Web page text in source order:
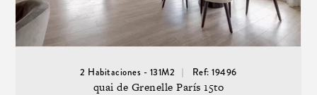
2 Habitaciones - 131M2 Ref: 19496
quai de Grenelle París 15to